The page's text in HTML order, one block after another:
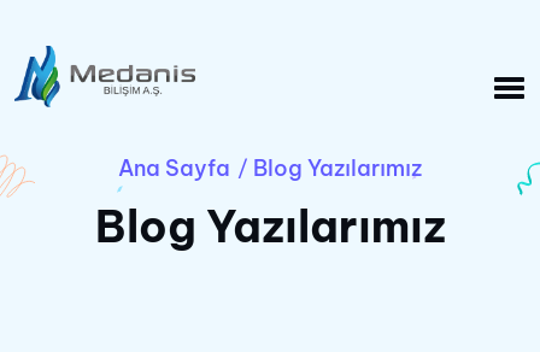
Ana Sayfa / Blog Yazılarımız
Blog Yazılarımız